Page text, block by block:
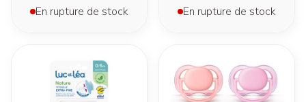
En rupture de stock En rupture de stock